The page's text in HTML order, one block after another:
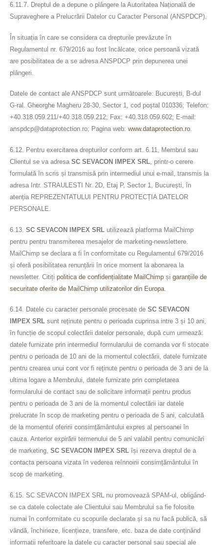
6.11.7. Dreptul de a depune o plângere la Autoritatea Națională de
Supraveghere a Prelucrării Datelor cu Caracter Personal (ANSPDCP).
În situația în care se considera ca drepturile prevăzute în
Regulamentul nr. 679/2016 au fost încălcate, orice persoană vizată
are posibilitatea de a se adresa ANSPDCP prin depunerea unei
plângeri.
Datele de contact ale ANSPDCP sunt următoarele: București, B-dul
G-ral. Gheorghe Magheru 28-30, Sector 1, cod poștal 010336; Telefon:
+40.318.059.211/+40.318.059.212; Fax: +40.318.059.602; E-mail:
anspdcp@dataprotection.ro; Pagina web: www.dataprotection.ro.
6.12. Pentru exercitarea drepturilor conform art. 6.11, Membrul sau
Clientul se va adresa SC SEVACON IMPEX SRL, printr-o cerere
formulată în scris și transmisă prin intermediul unui e-mail, transmis la
adresa Intr. STRAULESTI Nr. 2D, Etaj P, Sector 1, București, în
atenția REPREZENTATULUI PENTRU PROTECȚIA DATELOR
PERSONALE.
6.13. SC SEVACON IMPEX SRL utilizează platforma MailChimp
pentru pentru transmiterea mesajelor de marketing-newslettere.
MailChimp se declara a fi în conformitate cu Regulamentul 679/2016
și oferă posibilitatea renunțării în orice moment la abonarea la
newsletter. Citiți politica de confidențialitate MailChimp și garanțiile de
securitate oferite de MailChimp utilizatorilor din Europa
6.14. Datele cu caracter personale procesate de SC SEVACON
IMPEX SRL sunt reținute pentru o perioada cuprinsa intre 3 și 10 ani,
în funcție de scopul colectării datelor personale, după cum urmează:
datele furnizate prin intermediul formularului de comanda vor fi stocate
pentru o perioada de 10 ani de la momentul colectării, datele furnizate
pentru crearea unui cont vor fi reținute pentru o perioada de 3 ani de la
ultima logare a Membrului, datele furnizate prin completarea
formularului de contact sau de solicitare informații pentru produs
pentru o perioada de 3 ani de la momentul colectării iar datele
prelucrate în scop de marketing pentru o perioada de 5 ani, calculată
de la momentul oferirii consimțământului expres al persoanei în
cauza. Anterior expirării termenului de 5 ani valabil pentru comunicări
de marketing, SC SEVACON IMPEX SRL își rezerva dreptul de a
contacta persoana vizata în vederea reînnoirii consimțământului în
scop de marketing.
6.15. SC SEVACON IMPEX SRL nu promovează SPAM-ul, obligând-
se ca datele colectate ale Clientului sau Membrului sa fie folosite
numai în conformitate cu scopurile declarate și sa nu facă publică, să
vândă, închirieze, licențieze, transfere, etc. baza de date conținând
informații referitoare la datele cu caracter personal sau special ale